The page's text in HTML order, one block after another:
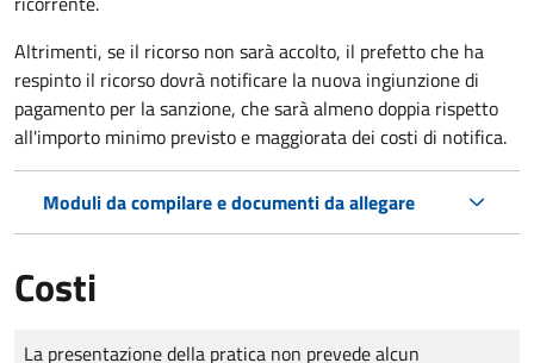
Altrimenti, se il ricorso non sarà accolto, il prefetto che ha
respinto il ricorso dovrà notificare la nuova ingiunzione di
pagamento per la sanzione, che sarà almeno doppia rispetto
all'importo minimo previsto e maggiorata dei costi di notifica.
Moduli da compilare e documenti da allegare
Costi
Tipo di pagamento
Importo
La presentazione della pratica non prevede alcun